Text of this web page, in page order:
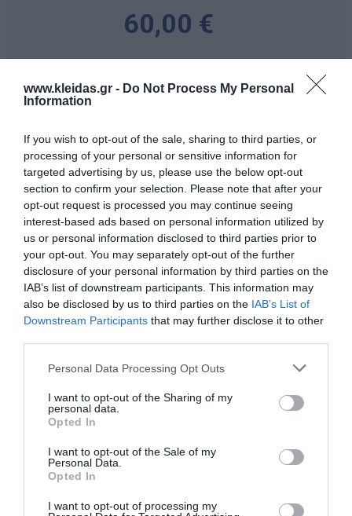
www.kleidas.gr - Do Not Process My Personal
Information
If you wish to opt-out of the sale, sharing to third parties, or
processing of your personal or sensitive information for
targeted advertising by us, please use the below opt-out
section to confirm your selection. Please note that after your
opt-out request is processed you may continue seeing
interest-based ads based on personal information utilized by
us or personal information disclosed to third parties prior to
your opt-out. You may separately opt-out of the further
disclosure of your personal information by third parties on the
IAB’s list of downstream participants. This information may
also be disclosed by us to third parties on the IAB’s List of
Downstream Participants that may further disclose it to other
Personal Data Processing Opt Outs
I want to opt-out of the Sharing of my
personal data.
Opted In
I want to opt-out of the Sale of my
Personal Data.
Opted In
I want to opt-out of processing my
60,00 €
- +
Προδιαγραφές προϊόντων
Επικοινωνία
Ηλικία